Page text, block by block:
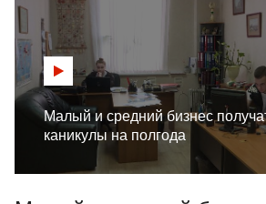
Малый и средний бизнес
каникулы на полгода